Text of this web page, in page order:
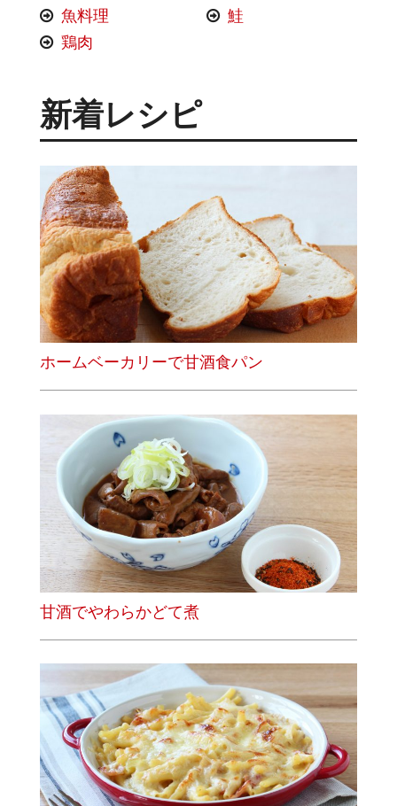
魚料理
鮭
鶏肉
新着レシピ
ホームベーカリーで甘酒食パン
甘酒でやわらかどて煮